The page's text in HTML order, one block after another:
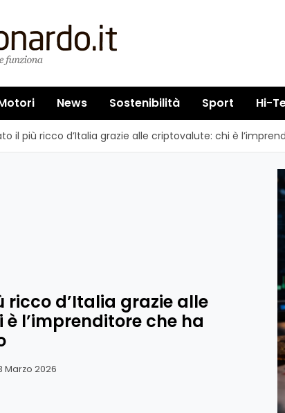
News Sostenibilità Sport Hi-
il più ricco d’Italia grazie alle criptovalute: chi è
ricco d’Italia grazie alle
l’imprenditore che ha
Marzo 2026